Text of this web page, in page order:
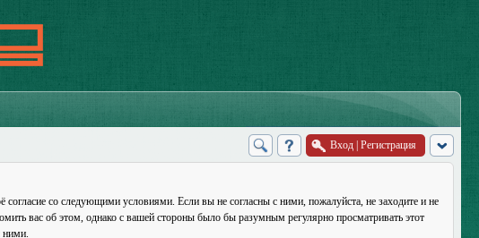
Вход Регистрация
со следующими условиями. Если вы не согласны с ними, пожалуйста, не заходите и не
вас об этом, однако с вашей стороны было бы разумным регулярно просматривать этот
ними.